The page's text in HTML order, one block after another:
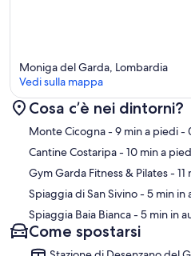
Moniga del Garda, Lombardia
Vedi sulla mappa
Cosa c’è nei dintorni?
Monte Cicogna- 9 min a piedi-
Cantine Costaripa- 10 min a
Gym Garda Fitness & Pilates- 11
Spiaggia di San Sivino- 5 min in
Spiaggia Baia Bianca- 5 min in
Come spostarsi